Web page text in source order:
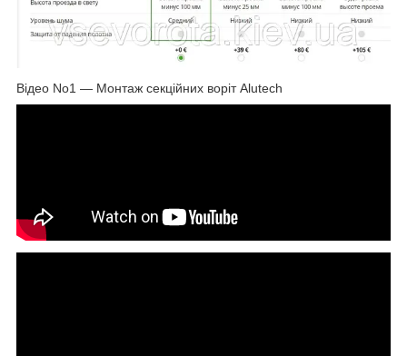
Відео No1 — Монтаж секційних воріт Alutech